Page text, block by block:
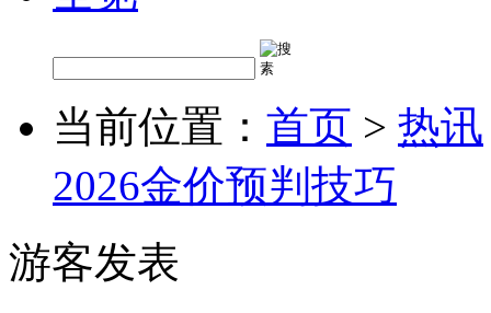
当前位置： 首页 > 热讯
2026金价预判技巧
游客发表